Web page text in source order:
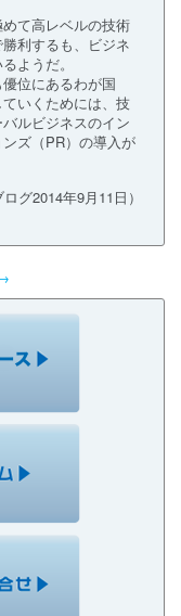
て高レベルの技術
利するも、ビジネ
ようだ。
位にあるわが国
いくためには、技
ルビジネスのイン
ズ（PR）の導入が
グ2014年9月11日）